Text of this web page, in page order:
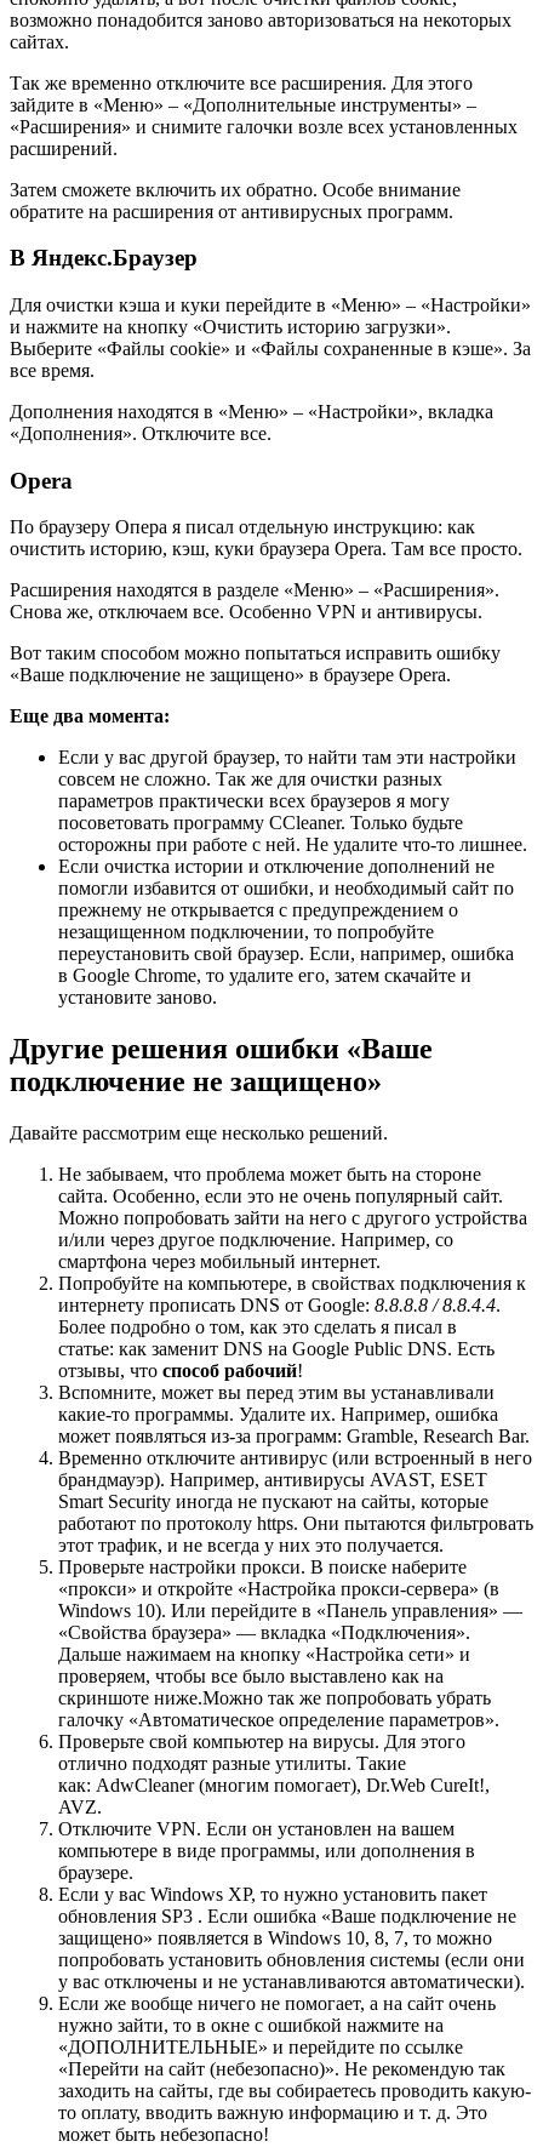
возможно понадобится заново авторизоваться на некоторых
сайтах.
Так же временно отключите все расширения. Для этого
зайдите в «Меню» – «Дополнительные инструменты» –
«Расширения» и снимите галочки возле всех установленных
расширений.
Затем сможете включить их обратно. Особе внимание
обратите на расширения от антивирусных программ.
В Яндекс.Браузер
Для очистки кэша и куки перейдите в «Меню» – «Настройки»
и нажмите на кнопку «Очистить историю загрузки».
Выберите «Файлы cookie» и «Файлы сохраненные в кэше». За
все время.
Дополнения находятся в «Меню» – «Настройки», вкладка
«Дополнения». Отключите все.
Opera
По браузеру Опера я писал отдельную инструкцию: как
очистить историю, кэш, куки браузера Opera. Там все просто.
Расширения находятся в разделе «Меню» – «Расширения».
Снова же, отключаем все. Особенно VPN и антивирусы.
Вот таким способом можно попытаться исправить ошибку
«Ваше подключение не защищено» в браузере Opera.
Еще два момента:
Если у вас другой браузер, то найти там эти настройки
совсем не сложно. Так же для очистки разных
параметров практически всех браузеров я могу
посоветовать программу CCleaner. Только будьте
осторожны при работе с ней. Не удалите что-то лишнее.
Если очистка истории и отключение дополнений не
помогли избавится от ошибки, и необходимый сайт по
прежнему не открывается с предупреждением о
незащищенном подключении, то попробуйте
переустановить свой браузер. Если, например, ошибка
в Google Chrome, то удалите его, затем скачайте и
установите заново.
Другие решения ошибки «Ваше
подключение не защищено»
Давайте рассмотрим еще несколько решений.
Не забываем, что проблема может быть на стороне
сайта. Особенно, если это не очень популярный сайт.
Можно попробовать зайти на него с другого устройства
и/или через другое подключение. Например, со
смартфона через мобильный интернет.
Попробуйте на компьютере, в свойствах подключения к
интернету прописать DNS от Google: 8.8.8.8 / 8.8.4.4.
Более подробно о том, как это сделать я писал в
статье: как заменит DNS на Google Public DNS. Есть
отзывы, что способ рабочий!
Вспомните, может вы перед этим вы устанавливали
какие-то программы. Удалите их. Например, ошибка
может появляться из-за программ: Gramble, Research Bar.
Временно отключите антивирус (или встроенный в него
брандмауэр). Например, антивирусы AVAST, ESET
Smart Security иногда не пускают на сайты, которые
работают по протоколу https. Они пытаются фильтровать
этот трафик, и не всегда у них это получается.
Проверьте настройки прокси. В поиске наберите
«прокси» и откройте «Настройка прокси-сервера» (в
Windows 10). Или перейдите в «Панель управления» —
«Свойства браузера» — вкладка «Подключения».
Дальше нажимаем на кнопку «Настройка сети» и
проверяем, чтобы все было выставлено как на
скриншоте ниже.Можно так же попробовать убрать
галочку «Автоматическое определение параметров».
Проверьте свой компьютер на вирусы. Для этого
отлично подходят разные утилиты. Такие
как: AdwCleaner(многим помогает), Dr.Web CureIt!,
AVZ.
Отключите VPN. Если он установлен на вашем
компьютере в виде программы, или дополнения в
браузере.
Если у вас Windows XP, то нужно установить пакет
обновления SP3 . Если ошибка «Ваше подключение не
защищено» появляется в Windows 10, 8, 7, то можно
попробовать установить обновления системы (если они
у вас отключены и не устанавливаются автоматически).
Если же вообще ничего не помогает, а на сайт очень
нужно зайти, то в окне с ошибкой нажмите на
«ДОПОЛНИТЕЛЬНЫЕ» и перейдите по ссылке
«Перейти на сайт (небезопасно)». Не рекомендую так
заходить на сайты, где вы собираетесь проводить какую-
то оплату, вводить важную информацию и т. д. Это
может быть небезопасно!